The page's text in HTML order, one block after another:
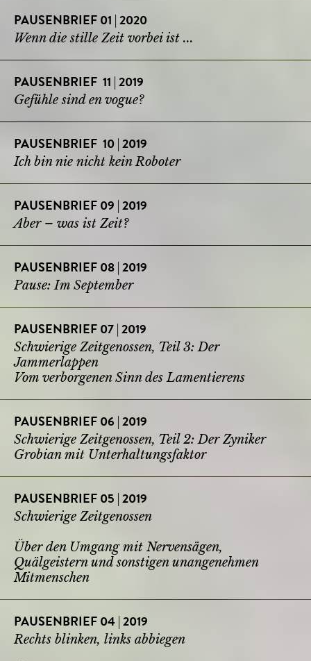
PAUSENBRIEF 01 | 2020
Wenn die stille Zeit vorbei ist ...
PAUSENBRIEF 11 | 2019
Gefühle sind en vogue?
PAUSENBRIEF 10 | 2019
Ich bin nie nicht kein Roboter
PAUSENBRIEF 09 | 2019
Aber – was ist Zeit?
PAUSENBRIEF 08 | 2019
Pause: Im September
PAUSENBRIEF 07 | 2019
Schwierige Zeitgenossen, Teil 3: Der
Jammerlappen
Vom verborgenen Sinn des Lamentierens
PAUSENBRIEF 06 | 2019
Schwierige Zeitgenossen, Teil 2: Der Zyniker
Grobian mit Unterhaltungsfaktor
PAUSENBRIEF 05 | 2019
Schwierige Zeitgenossen
Über den Umgang mit Nervensägen,
Quälgeistern und sonstigen unangenehmen
Mitmenschen
PAUSENBRIEF 04 | 2019
Rechts blinken, links abbiegen